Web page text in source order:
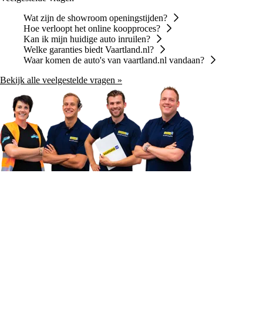
Wat zijn de showroom openingstijden?
Hoe verloopt het online koopproces?
Kan ik mijn huidige auto inruilen?
Welke garanties biedt Vaartland.nl?
Waar komen de auto's van vaartland.nl vandaan?
Bekijk alle veelgestelde vragen »